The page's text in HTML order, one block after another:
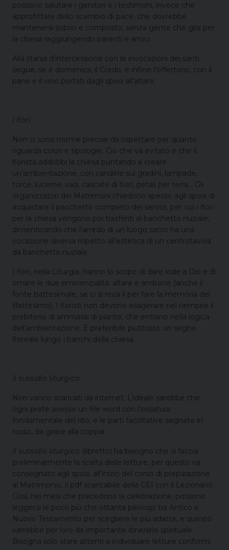
possono salutare i genitori e i testimoni, invece che
approfittare dello scambio di pace, che dovrebbe
mantenersi sobrio e composto, senza gente che gira per
la chiesa raggiungendo parenti e amici.
Alla litania d’intercessione con le invocazioni dei santi
segue, se è domenica, il Credo, e infine l’offertorio, con il
pane e il vino portati dagli sposi all’altare.
I fiori
Non ci sono norme precise da rispettare per quanto
riguarda colori e tipologie. Ciò che va evitato è che il
fiorista addobbi la chiesa puntando a creare
un’ambientazione, con candele sui gradini, lampade,
torce, lucerne, vasi, cascate di fiori, petali per terra… Gli
organizzatori dei Matrimoni chiedono spesso agli sposi di
acquistare il pacchetto completo dei servizi, per cui i fiori
per la chiesa vengono poi trasferiti al banchetto nuziale,
dimenticando che l’arredo di un luogo sacro ha una
vocazione diversa rispetto all’estetica di un centrotavola
da banchetto nuziale.
I fiori, nella Liturgia, hanno lo scopo di dare lode a Dio e di
ornare le due eminenzialità: altare e ambone (anche il
fonte battesimale, se ci si reca lì per fare la memoria del
Battesimo). I fioristi non devono esagerare nel riempire il
prebiterio di ammassi di piante, che entrano nella logica
dell’ambientazione. È preferibile piuttosto un segno
floreale lungo i banchi della chiesa.
Il sussidio liturgico
Non vanno scaricati da internet. L’ideale sarebbe che
ogni prete avesse un file word con l’ossatura
fondamentale del rito, e le parti facoltative segnate in
rosso, da girare alla coppia.
Il sussidio liturgico (libretto) ha bisogno che si faccia
preliminarmente la scelta delle letture; per questo va
consegnato agli sposi, all’inizio del corso di preparazione
al Matrimonio, il pdf scaricabile della CEI con il Lezionario.
Così, nei mesi che precedono la celebrazione, possono
leggersi le poco più che ottanta pericopi tra Antico e
Nuovo Testamento per scegliere le più adatte, e questo
varrebbe per loro da importante itinerario spirituale.
Bisogna solo stare attenti a individuare letture conformi